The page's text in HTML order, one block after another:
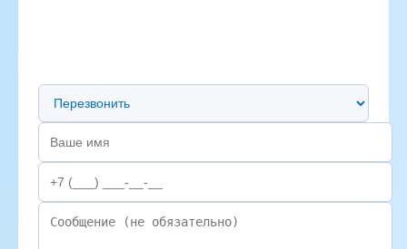
Предпочтительный способ связи